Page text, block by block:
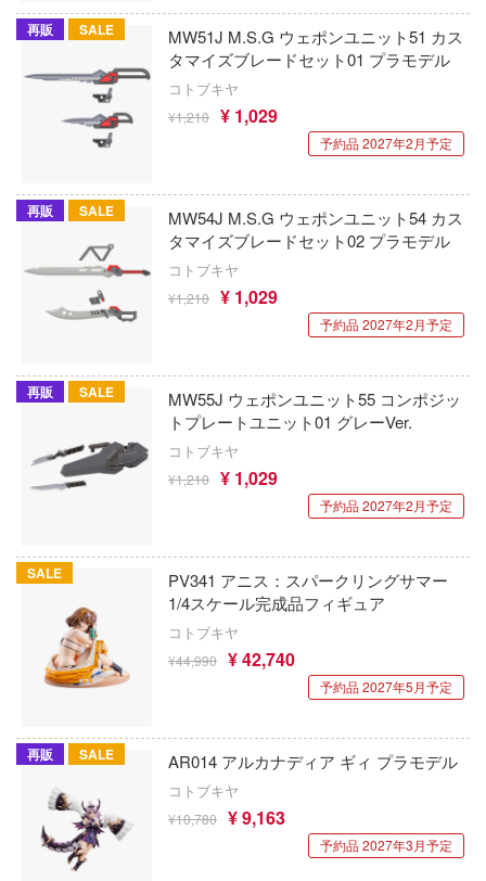
再販 SALE
MW51J M.S.G ウェポンユニット51 カス
タマイズブレードセット01 プラモデル
コトブキヤ
¥1,210 ¥ 1,029
予約品 2027年2月予定
再販 SALE
MW54J M.S.G ウェポンユニット54 カス
タマイズブレードセット02 プラモデル
コトブキヤ
¥1,210 ¥ 1,029
予約品 2027年2月予定
再販 SALE
MW55J ウェポンユニット55 コンポジッ
トプレートユニット01 グレーVer.
コトブキヤ
¥1,210 ¥ 1,029
予約品 2027年2月予定
SALE
PV341 アニス：スパークリングサマー
1/4スケール完成品フィギュア
コトブキヤ
¥44,990 ¥ 42,740
予約品 2027年5月予定
再販 SALE AR014 アルカナディア ギィ プラモデル
コトブキヤ
¥10,780 ¥ 9,163
予約品 2027年3月予定
アルカナディア
AKIRA
アトリエシリーズ
アーマード・コア
す。
伊藤潤二『マニアック』
頭文字D (イニシャルD)
イースシリーズ
宇崎ちゃんは遊びたい!
宇宙の騎士テッカマンブレード
VALORANT
ウルトラマン (ULTRAMAN)
ウマ娘 プリティーダービー
宇宙戦艦ヤマト
ELDEN RING
ICM(ハセガワ)
大漫匠Animester
AniGame
アネックスツール
Amusing Hobby(ビーバーコーポレーショ
IBGモデルス(バウマン・ビーバーコーポ
ョン)
アムス(ビーバーコーポレーション)
アーモリー(バウマン・ビーバーコーポレ
ン)
IOMキット(ビーバーコーポレーション)
株式会社 アーテック
アズール・フロム(ビーバーコーポレーシ
アゾンインターナショナル
アティチュードアビエーション(ビーバー
レーション)
アタックホビーキット(ビーバーコーポレ
TUNE
マン (ULTRAMAN)
リティーダービー
軌跡シリーズ
ロード
キング
使様にいつの間にか駄目人間にされてい
んはおしまい!
になりたくて!
ょうじょ!!
ヤ
色彩株式会社
ミー
オフィスエー
型
上委員会
1スタジオ